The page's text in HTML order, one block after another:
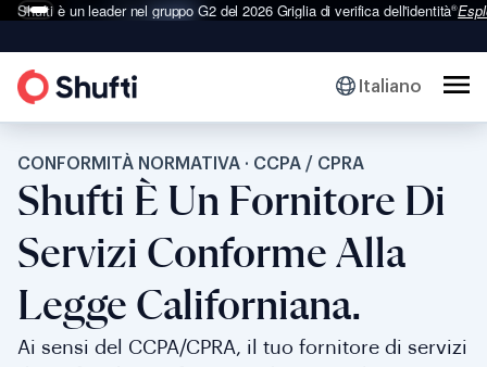
Shufti è un leader nel gruppo G2 del 2026Griglia di verifica dell'identità®
Italiano
CONFORMITÀ NORMATIVA · CCPA / CPRA
Shufti È Un Fornitore Di
Servizi Conforme Alla
Legge Californiana.
Ai sensi del CCPA/CPRA, il tuo fornitore di servizi